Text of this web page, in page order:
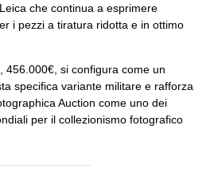
che continua a esprimere
i pezzi a tiratura ridotta e in ottimo
456.000€, si configura come un
specifica variante militare e rafforza
Auction come uno dei
per il collezionismo fotografico